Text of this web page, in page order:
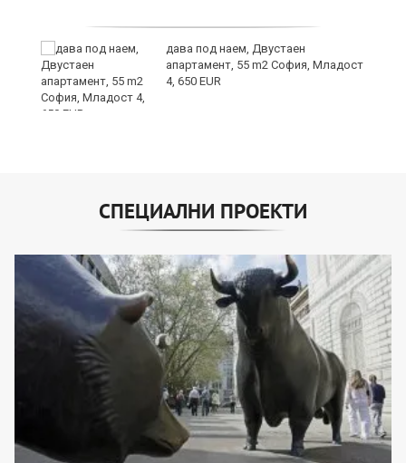
дава под наем, Двустаен
апартамент, 55 m2 София, Младост
4, 650 EUR
СПЕЦИАЛНИ ПРОЕКТИ